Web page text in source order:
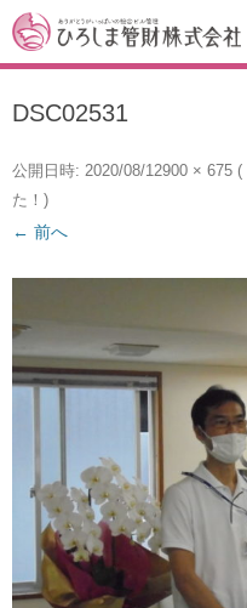
DSC02531
公開日時: 2020/08/12900 × 675 (
た！ )
← 前へ